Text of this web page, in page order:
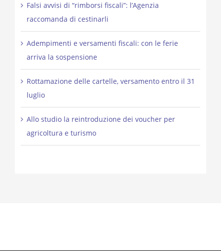
Falsi avvisi di “rimborsi fiscali”: l’Agenzia
raccomanda di cestinarli
Adempimenti e versamenti fiscali: con le ferie
arriva la sospensione
Rottamazione delle cartelle, versamento entro il 31
luglio
Allo studio la reintroduzione dei voucher per
agricoltura e turismo